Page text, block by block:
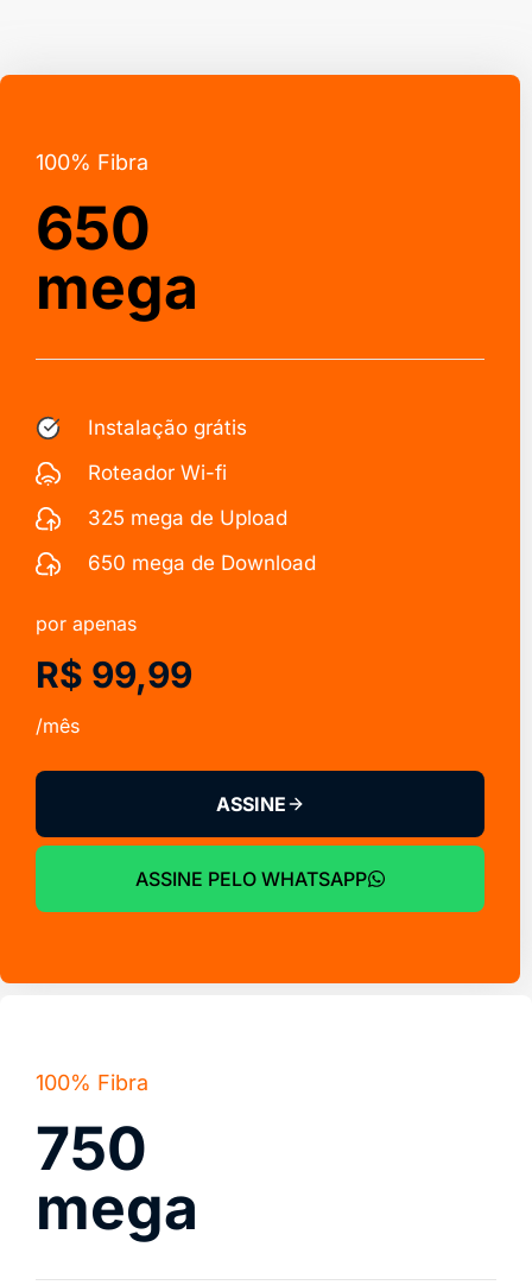
100% Fibra
650
mega
Instalação grátis
Roteador Wi-fi
325 mega de Upload
650 mega de Download
por apenas
R$ 99,99
/mês
ASSINE
ASSINE PELO WHATSAPP
100% Fibra
750
mega